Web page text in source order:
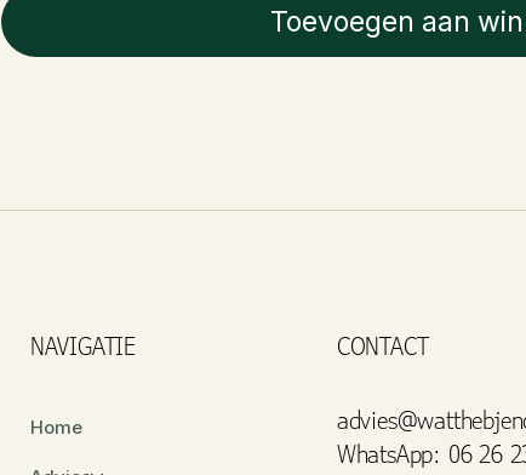
Toevoegen aan
NAVIGATIE CONTACT
Home
WhatsApp: 06 26